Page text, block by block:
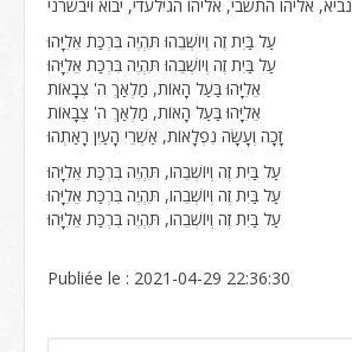
אליהו התשבי, אליהו הגילעדי, יבוא ויבשרני
עַל בַּיִת זֶה וְיוֹשְׁבֵהוּ תִּהְיֶה בִּרְכַּת אֵלִיָּהוּ
אֵלִיָּהוּ בַּעַל הָאוֹת, מַלְאַךְ ה' צְבָאוֹת
עַל בַּיִת זֶה וְיוֹשְׁבֵהו, תִּהְיֶה בִּרְכַּת אֵלִיָּהוּ
עַל בַּיִת זֶה וְיוֹשְׁבֵהו, תִּהְיֶה בִּרְכַּת אֵלִיָּהוּ
עַל בַּיִת זֶה וְיוֹשְׁבֵהו, תִּהְיֶה בִּרְכַּת אֵלִיָּהוּ
Publiée le : 2021-04-29 22:36:30